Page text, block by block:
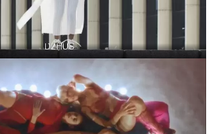
DZHUS